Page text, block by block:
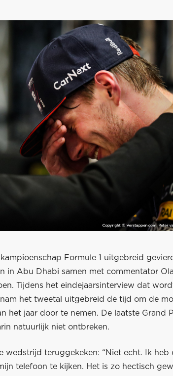
Formule 1 uitgebreid
in Abu Dhabi samen met commentator
Tijdens het eindejaarsinterview dat
het tweetal uitgebreid de tijd om de
het jaar door te nemen. De laatste Grand
natuurlijk niet ontbreken.
wedstrijd teruggekeken: “Niet echt. Ik heb
telefoon te kijken. Het is zo hectisch